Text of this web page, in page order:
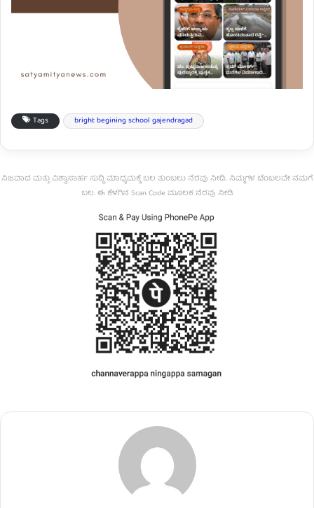
Tags bright begining school gajendragad
ನಿಜವಾದ ಮತ್ತು ವಿಶ್ವಾಸಾರ್ಹ ಸುದ್ದಿ ಮಾಧ್ಯಮಕ್ಕೆ ಬಲ ತುಂಬಲು ನೆರವು ನೀಡಿ. ನಿಮ್ಮಗಳ ಬೆಂಬಲವೇ ನಮಗೆ
ಬಲ. ಈ ಕೆಳಗಿನ Scan Code ಮೂಲಕ ನೆರವು ನೀಡಿ